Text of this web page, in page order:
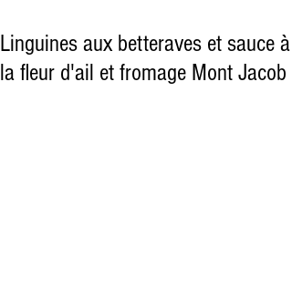
Linguines aux betteraves et sauce à
la fleur d'ail et fromage Mont Jacob